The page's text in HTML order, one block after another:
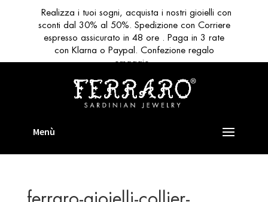
Realizza i tuoi sogni, acquista i nostri gioielli con
sconti dal 30% al 50%. Spedizione con Corriere
espresso assicurato in 48 ore . Paga in 3 rate
con Klarna o Paypal. Confezione regalo
omaggio